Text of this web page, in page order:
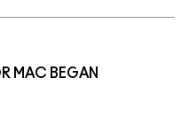
MAC BEGAN